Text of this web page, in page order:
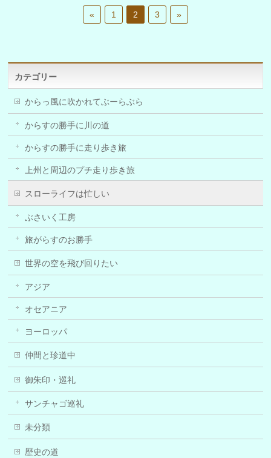
« 1 2 3 »
カテゴリー
からっ風に吹かれてぶーらぶら
からすの勝手に川の道
からすの勝手に走り歩き旅
上州と周辺のプチ走り歩き旅
スローライフは忙しい
ぶさいく工房
旅がらすのお勝手
世界の空を飛び回りたい
アジア
オセアニア
ヨーロッパ
仲間と珍道中
御朱印・巡礼
サンチャゴ巡礼
未分類
歴史の道